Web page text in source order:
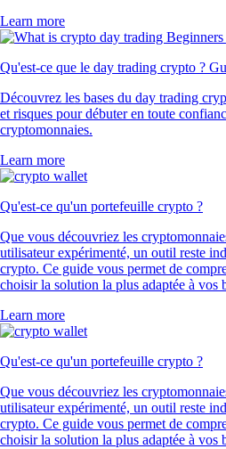
Learn more
Qu'est-ce que le day trading crypto ?
Découvrez les bases du day trading
et risques pour débuter en toute
cryptomonnaies.
Learn more
Qu'est-ce qu'un portefeuille crypto ?
Que vous découvriez les
utilisateur expérimenté, un outil reste
crypto. Ce guide vous permet de
choisir la solution la plus adaptée à vos
Learn more
Qu'est-ce qu'un portefeuille crypto ?
Que vous découvriez les
utilisateur expérimenté, un outil reste
crypto. Ce guide vous permet de
choisir la solution la plus adaptée à vos